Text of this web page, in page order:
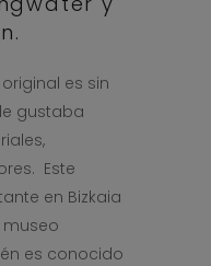
es sin
le gustaba
Este
en Bizkaia
es conocido